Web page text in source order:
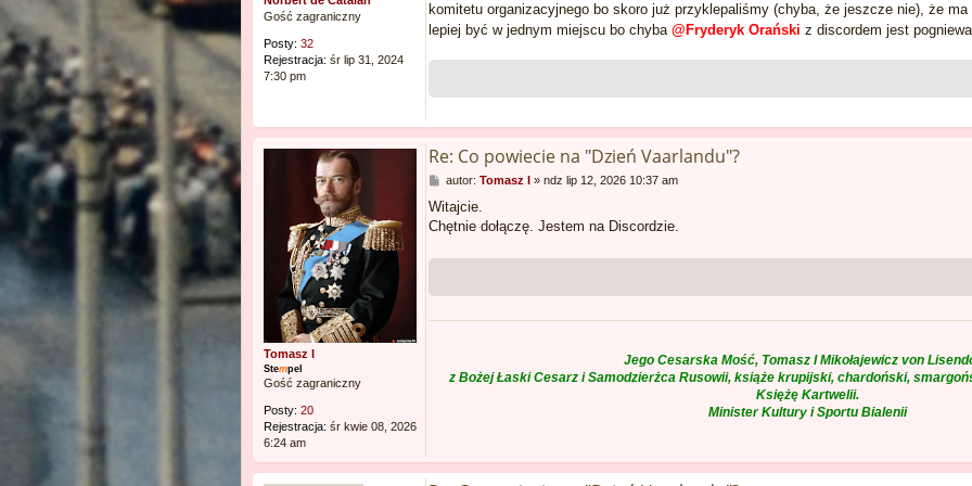
Gość zagraniczny
Posty: 32
Rejestracja: śr lip 31, 2024
7:30 pm
komitetu organizacyjnego bo skoro już przyklepaliśmy (chyba, że jeszcze nie), że
lepiej być w jednym miejscu bo chyba @Fryderyk Orański z discordem jest
Tomasz I
Stempel
Gość zagraniczny
Posty: 20
Rejestracja: śr kwie 08, 2026
6:24 am
Re: Co powiecie na "Dzień Vaarlandu"?
P
s
t
autor: Tomasz I» ndz lip 12, 2026 10:37 am
Witajcie.
Chętnie dołączę. Jestem na Discordzie.
Jego Cesarska Mość, Tomasz I Mikołajewicz von
z Bożej Łaski Cesarz i Samodzierżca Rusowii, książe krupijski, chardoński,
Księżę Kartwelii.
Minister Kultury i Sportu Bialenii